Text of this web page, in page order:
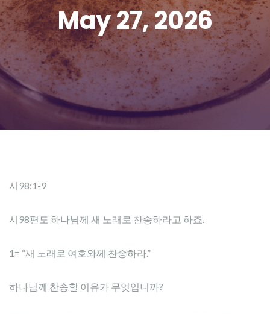
May 27, 2026
시98:1-9
시98편도 하나님께 새 노래로 찬송하라고 하죠.
1= “새 노래로 여호와께 찬송하라.”
하나님께 찬송할 이유가 무엇입니까?